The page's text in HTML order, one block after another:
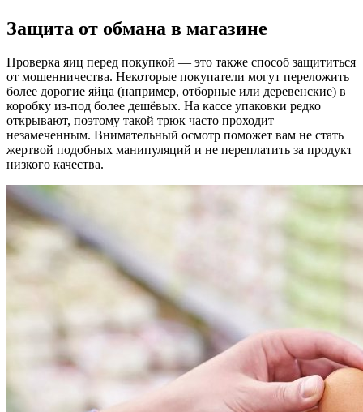
Защита от обмана в магазине
Проверка яиц перед покупкой — это также способ защититься
от мошенничества. Некоторые покупатели могут переложить
более дорогие яйца (например, отборные или деревенские) в
коробку из-под более дешёвых. На кассе упаковки редко
открывают, поэтому такой трюк часто проходит
незамеченным. Внимательный осмотр поможет вам не стать
жертвой подобных манипуляций и не переплатить за продукт
низкого качества.